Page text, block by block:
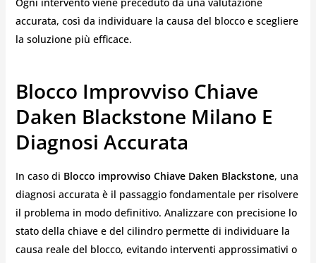
accurata, così da individuare la causa del blocco e scegliere
la soluzione più efficace.
Blocco Improvviso Chiave
Daken Blackstone Milano E
Diagnosi Accurata
In caso di Blocco improvviso Chiave Daken Blackstone, una
diagnosi accurata è il passaggio fondamentale per risolvere
il problema in modo definitivo. Analizzare con precisione lo
stato della chiave e del cilindro permette di individuare la
causa reale del blocco, evitando interventi approssimativi o